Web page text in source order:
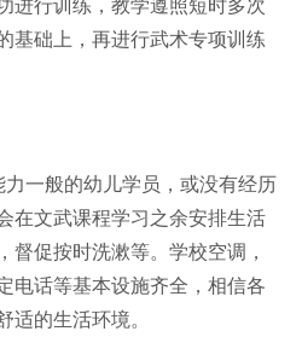
进行训练，教学遵照短时多次
基础上，再进行武术专项训练
一般的幼儿学员，或没有经历
在文武课程学习之余安排生活
督促按时洗漱等。学校空调，
电话等基本设施齐全，相信各
适的生活环境。